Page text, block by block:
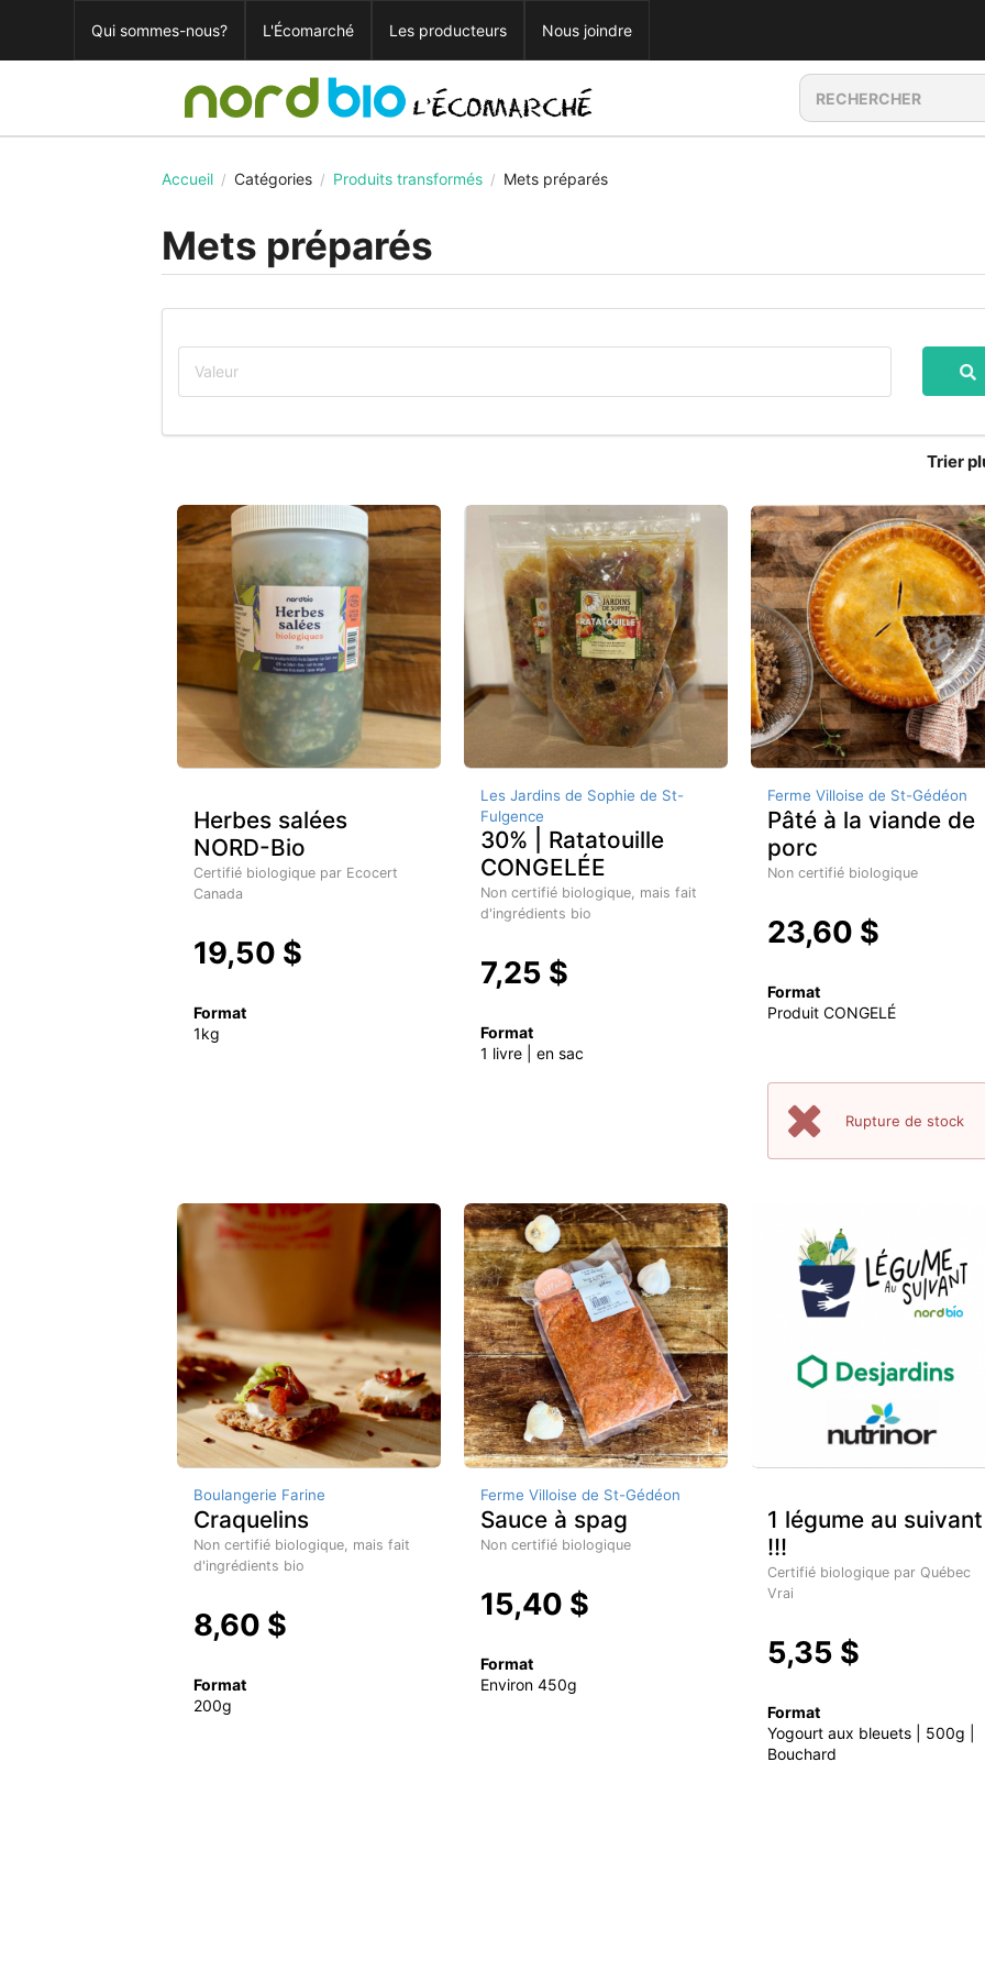
Qui sommes-nous? L'Écomarché Les producteurs Nous joindre
Accueil / Catégories / Produits transformés / Mets préparés
Mets préparés
Trier
Herbes salées
NORD-Bio
Certifié biologique par Ecocert
Canada
19,50 $
Format
1kg
Les Jardins de Sophie de St-
Fulgence
30% | Ratatouille
CONGELÉE
Non certifié biologique, mais fait
d'ingrédients bio
7,25 $
Format
1 livre | en sac
Ferme Villoise de St-Gédéon
Pâté à la viande de
porc
Non certifié biologique
23,60 $
Format
Produit CONGELÉ
Rupture de stock
Boulangerie Farine
Craquelins
Non certifié biologique, mais fait
d'ingrédients bio
8,60 $
Format
200g
Ferme Villoise de St-Gédéon
Sauce à spag
Non certifié biologique
15,40 $
Format
Environ 450g
1 légume au suivant
!!!
Certifié biologique par Québec
Vrai
5,35 $
Format
Yogourt aux bleuets | 500g |
Bouchard